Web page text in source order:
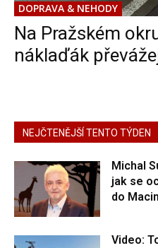
DOPRAVA & NEHODY
Na Pražském
náklaďák
NEJČTENĚJŠÍ TENTO TÝDEN
Michal
jak se
do
Video: